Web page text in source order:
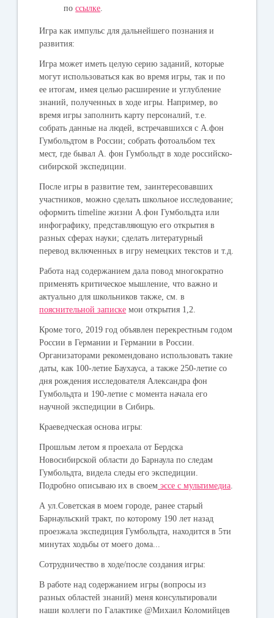
поссылке.
Игра как импульс для дальнейшего познания и
развития:
Игра может иметь целую серию заданий, которые
могут использоваться как во время игры, так и по
ее итогам, имея целью расширение и углубление
знаний, полученных в ходе игры. Например, во
время игры заполнить карту персоналий, т.е.
собрать данные на людей, встречавшихся с А.фон
Гумбольдтом в России; собрать фотоальбом тех
мест, где бывал А. фон Гумбольдт в ходе российско-
сибирской экспедиции.
После игры в развитие тем, заинтересовавших
участников, можно сделать школьное исследование;
оформить timeline жизни А.фон Гумбольдта или
инфографику, представляющую его открытия в
разных сферах науки; сделать литературный
перевод включенных в игру немецких текстов и т.д.
Работа над содержанием дала повод многократно
применять критическое мышление, что важно и
актуально для школьников также, см. в
пояснительной записке мои открытия 1,2.
Кроме того, 2019 год объявлен перекрестным годом
России в Германии и Германии в России.
Организаторами рекомендовано использовать такие
даты, как 100-летие Баухауса, а также 250-летие со
дня рождения исследователя Александра фон
Гумбольдта и 190-летие с момента начала его
научной экспедиции в Сибирь.
Краеведческая основа игры:
Прошлым летом я проехала от Бердска
Новосибирской области до Барнаула по следам
Гумбольдта, видела следы его экспедиции.
Подробно описываю их в своем эссе с мультимедиа.
А ул.Советская в моем городе, ранее старый
Барнаульский тракт, по которому 190 лет назад
проезжала экспедиция Гумбольдта, находится в 5ти
минутах ходьбы от моего дома...
Сотрудничество в ходе/после создания игры:
В работе над содержанием игры (вопросы из
разных областей знаний) меня консультировали
наши коллеги по Галактике @Михаил Коломийцев